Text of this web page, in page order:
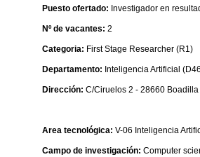
Puesto ofertado: Investigador en
Nº de vacantes: 2
Categoria: First Stage Researcher (R1)
Departamento: Inteligencia Artificial
Dirección: C/Ciruelos 2 - 28660
Area tecnológica: V-06 Inteligencia
Campo de investigación: Computer